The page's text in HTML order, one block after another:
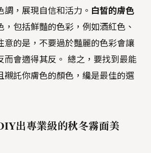
調，展現自信和活力。 白皙的膚色
，包括鮮豔的色彩，例如酒紅色、
意的是，不要過於豔麗的色彩會讓
而會適得其反。 總之，要找到最能
襯託你膚色的顏色，纔是最佳的選
出專業級的秋冬霧面美